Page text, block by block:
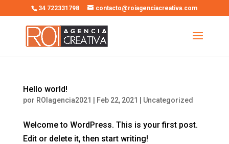
34 722331798 contacto@roiagenciacreativa.com
Hello world!
por ROIagencia2021 Feb 22, 2021 Uncategorized
Welcome to WordPress. This is your first post.
Edit or delete it, then start writing!